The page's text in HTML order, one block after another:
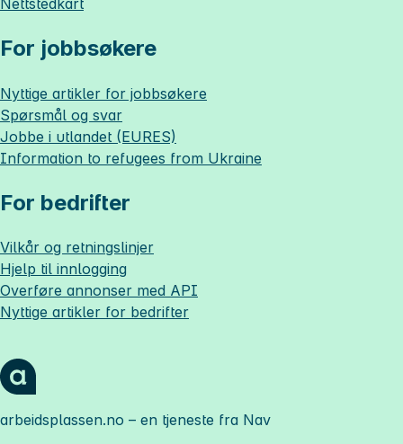
For jobbsøkere
Nyttige artikler for jobbsøkere
Spørsmål og svar
Jobbe i utlandet (EURES)
Information to refugees from Ukraine
For bedrifter
Vilkår og retningslinjer
Hjelp til innlogging
Overføre annonser med API
Nyttige artikler for bedrifter
arbeidsplassen.no – en tjeneste fra Nav